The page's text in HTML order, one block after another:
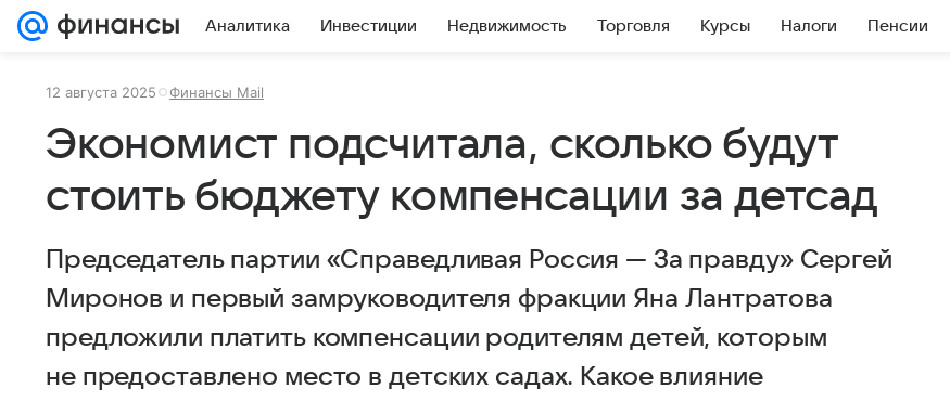
Аналитика Инвестиции Недвижимость Торговля Курсы Налоги Пенсии
12 августа 2025 Финансы Mail
Экономист подсчитала, сколько будут
стоить бюджету компенсации за детсад
Председатель партии «Справедливая Россия — За правду» Сергей
Миронов и первый замруководителя фракции Яна Лантратова
предложили платить компенсации родителям детей, которым
не предоставлено место в детских садах. Какое влияние